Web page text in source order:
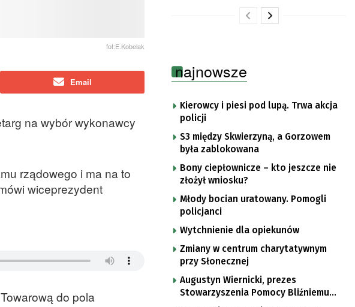
fot:E.Kobelak
Email
na wybór wykonawcy
rządowego i ma na to
wiceprezydent
do pola
najnowsze
Kierowcy i piesi pod lupą. Trwa akcja
policji
S3 między Skwierzyną, a Gorzowem
była zablokowana
Bony ciepłownicze – kto jeszcze nie
złożył wniosku?
Młody bocian uratowany. Pomogli
policjanci
Wytchnienie dla opiekunów
Zmiany w centrum charytatywnym
przy Słonecznej
Augustyn Wiernicki, prezes
Stowarzyszenia Pomocy Bliźniemu